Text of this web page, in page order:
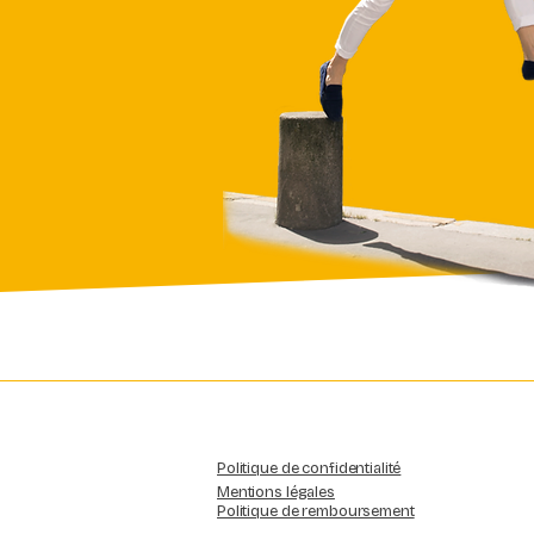
Politique de confidentialité
Mentions légales
Politique de remboursement